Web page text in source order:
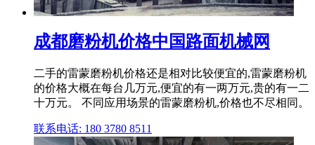
成都磨粉机价格中国路面机械网
二手的雷蒙磨粉机价格还是相对比较便宜的,雷蒙磨粉机
的价格大概在每台几万元,便宜的有一两万元,贵的有一二
十万元。 不同应用场景的雷蒙磨粉机,价格也不尽相同。
联系电话: 180 3780 8511